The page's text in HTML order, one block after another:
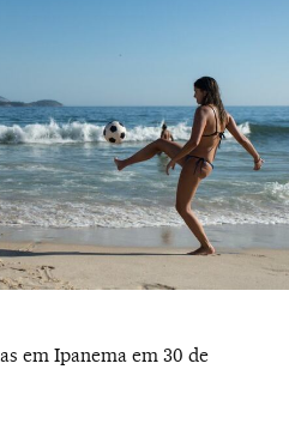
em Ipanema em 30 de